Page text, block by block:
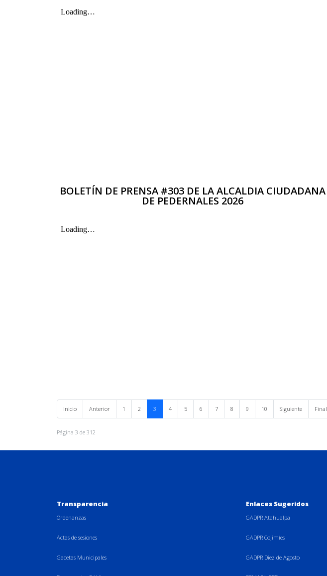
BOLETÍN DE PRENSA #303 DE LA ALCALDIA CIUDADANA
DE PEDERNALES 2026
Inicio Anterior 1 2 3 4 5 6 7 8 9 10 Siguiente Final
Página 3 de 312
Transparencia
Ordenanzas
Actas de sesiones
Gacetas Municipales
Enlaces Sugeridos
GADPR Atahualpa
GADPR Cojimíes
GADPR Diez de Agosto